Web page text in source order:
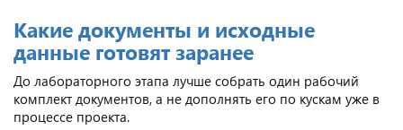
Какие документы и исходные
данные готовят заранее
До лабораторного этапа лучше собрать один рабочий
комплект документов, а не дополнять его по кускам уже в
процессе проекта.